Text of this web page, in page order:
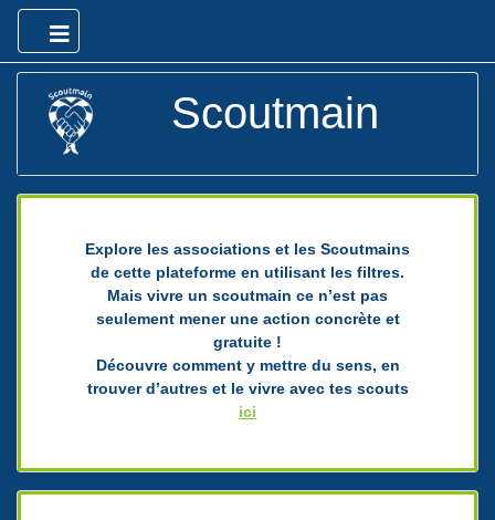
Scoutmain
Explore les associations et les Scoutmains
de cette plateforme en utilisant les filtres.
Mais vivre un scoutmain ce n’est pas
seulement mener une action concrète et
gratuite !
Découvre comment y mettre du sens, en
trouver d’autres et le vivre avec tes scouts
ici